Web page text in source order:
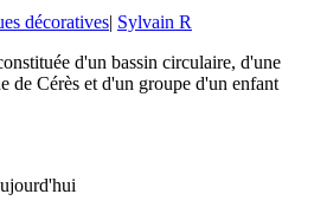
décoratives| Sylvain R
d'un bassin circulaire, d'une
de Cérès et d'un groupe d'un enfant